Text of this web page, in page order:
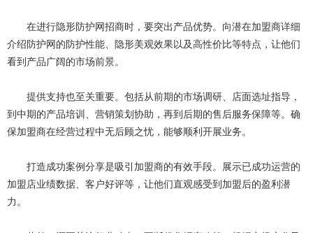
在进行隐形防护网招商时，要突出产品优势。向潜在加盟商详细
介绍防护网的防护性能、隐形美观效果以及高性价比等特点，让他们
看到产品广阔的市场前景。
提供支持也至关重要。包括从前期的市场调研、店面选址指导，
到中期的产品培训、营销策划协助，再到后期的售后服务保障等。确
保加盟商在经营过程中无后顾之忧，能够顺利开展业务。
打造成功案例分享是吸引加盟商的有效手段。展示已成功运营的
加盟店业绩数据、客户好评等，让他们直观感受到加盟后的盈利潜
力。